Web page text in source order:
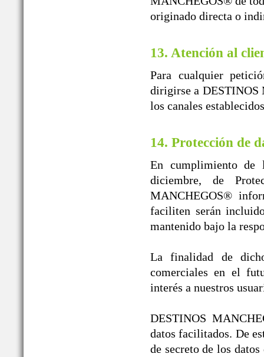
originado directa o
13. Atención al
Para cualquier
dirigirse a DESTINOS
los canales
14. Protección de
En cumplimiento de
diciembre, de
MANCHEGOS®
faciliten serán
mantenido bajo la
La finalidad de
comerciales en el
interés a nuestros
DESTINOS
datos facilitados. De
de secreto de los